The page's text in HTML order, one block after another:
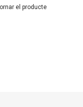
el producte